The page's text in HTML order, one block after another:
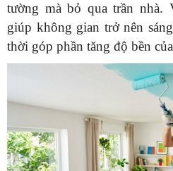
tường mà bỏ qua trần nhà.
giúp không gian trở nên
thời góp phần tăng độ bền